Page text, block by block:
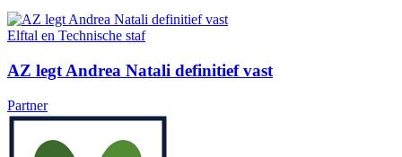
Elftal en Technische staf
AZ legt Andrea Natali definitief vast
Partner